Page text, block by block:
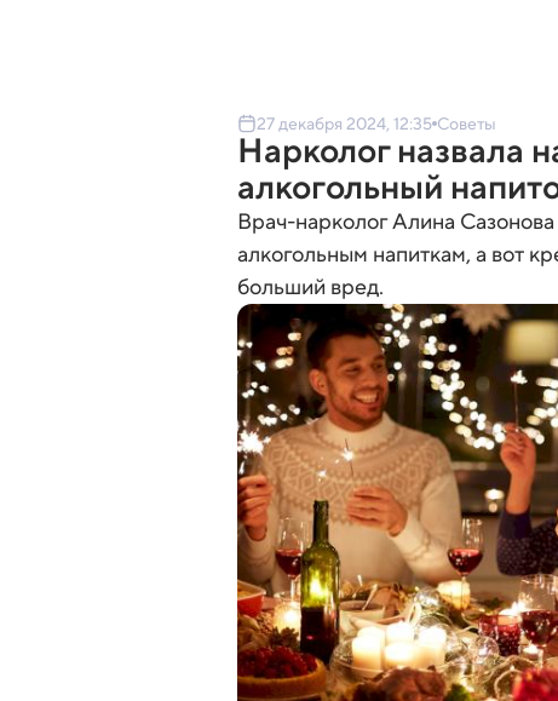
27 декабря 2024, 12:35 Советы
Нарколог назвала
алкогольный
Врач-нарколог Алина
алкогольным напиткам, а вот
больший вред.